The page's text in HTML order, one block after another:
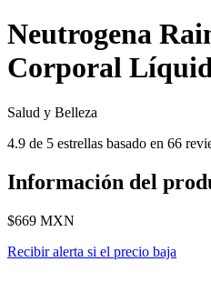
Neutrogena
Corporal
Salud y Belleza
4.9 de 5 estrellas basado en 66
Información del
$669 MXN
Recibir alerta si el precio baja